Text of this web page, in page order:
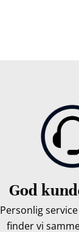
God
Personlig
finder vi